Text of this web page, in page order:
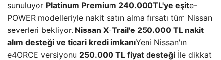
sunuluyor Platinum Premium 240.000TL'ye eşite-
POWER modelleriyle nakit satın alma fırsatı tüm Nissan
severleri bekliyor. Nissan X-Trail'e 250.000 TL nakit
alım desteği ve ticari kredi imkanıYeni Nissan'ın
e4ORCE versiyonu 250.000 TL fiyat desteği İle dikkat